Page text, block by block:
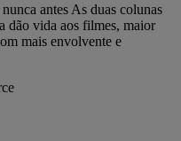
antes As duas colunas
dão vida aos filmes, maior
mais envolvente e